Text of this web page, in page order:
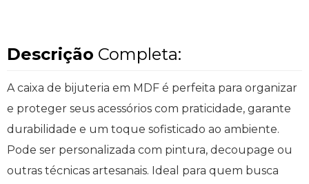
Descrição Completa:
A caixa de bijuteria em MDF é perfeita para organizar
e proteger seus acessórios com praticidade, garante
durabilidade e um toque sofisticado ao ambiente.
Pode ser personalizada com pintura, decoupage ou
outras técnicas artesanais. Ideal para quem busca